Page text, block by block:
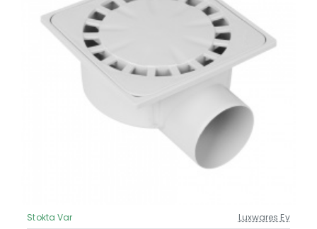
Güncel Fiyat
Stokta Var Luxwares Ev